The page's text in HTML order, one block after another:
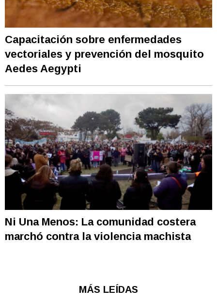
Capacitación sobre enfermedades
vectoriales y prevención del mosquito
Aedes Aegypti
Ni Una Menos: La comunidad costera
marchó contra la violencia machista
MÁS LEÍDAS